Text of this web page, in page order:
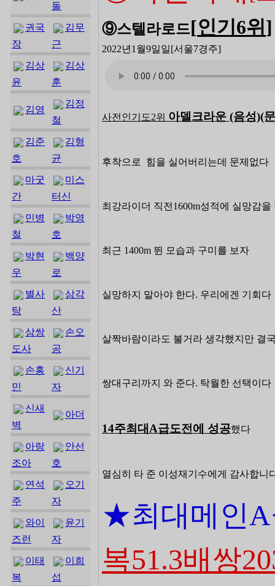
돌
권국
장
김무
근
김상
윤
김상
훈
김영
김정
철
김준
호
김형
균
마굿
간
미스
터신
민병
철
박영
호
박현
우
백양
로
별사
탕
삼각
산
삼쌍
도사
손오
공
손홍
민
신기
자
신새
벽
아더
아랑
조아
안선
호
연석
주
오기
자
와이
즈런
윤기
자
이태
복
이희
섭
⑨스텔라로드[인기6위 ]
2022년1월9일일[서울7경주]
사전인기도2위 아델크라운 (음성)(
후착으로 힘을 실어버리는데 문제없다
최강라이더 직전1600m성적에 실망감을
최근 1400m 뛴 모습과 구미를 보자
실망하지 말아야 한다. 우리에겐 기회다
살짝바람이라도 불거라 생각했지만 결
쌍대구리까지 와 준다. 탁월한 선택이
14주최대A급도전에 성공했다
열심히 타 준 이성재기수에게 감사합니
★최대메인
복51.3배쌍